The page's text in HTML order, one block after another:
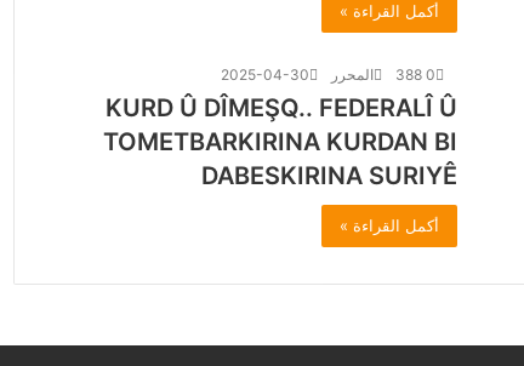
أكمل القراءة »
المحرر 2025-04-30 0
KURD Û DÎMEŞQ.. FEDERALÎ Û
TOMETBARKIRINA KURDAN BI
DABESKIRINA SURIYÊ
أكمل القراءة »